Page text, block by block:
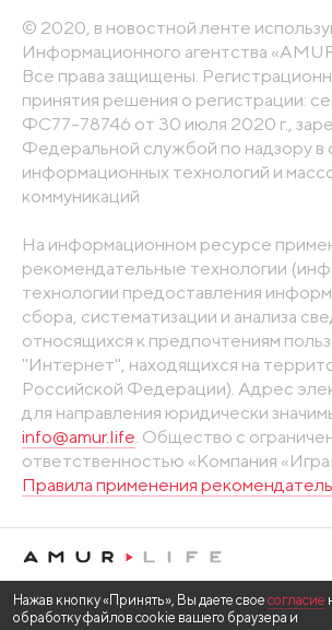
© 2020, в новостной ленте
Информационного агентства
Все права защищены.
принятия решения о регистрации:
ФС77-78746 от 30 июля 2020 г.,
Федеральной службой по надзору в
информационных технологий и
коммуникаций
На информационном ресурсе
рекомендательные технологии
технологии предоставления
сбора, систематизации и анализа
относящихся к предпочтениям
"Интернет", находящихся на
Российской Федерации). Адрес
для направления юридически
info@amur.life . Общество с
ответственностью «Компания
Правила применения
Нажав кнопку «Принять», Вы даете свое согласие
обработку файлов cookie вашего браузера и